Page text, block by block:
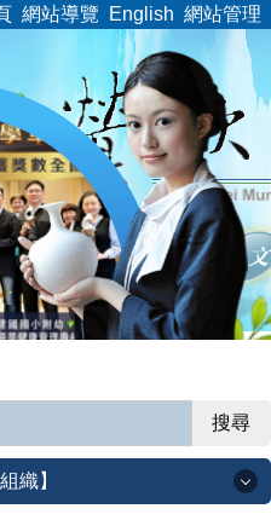
網站導覽 English 網站管理
搜尋
織】